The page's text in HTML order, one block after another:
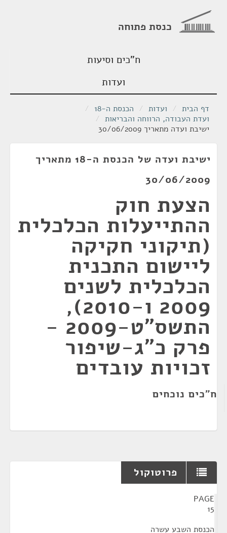
כנסת פתוחה
ח"כים וסיעות
ועדות
דף הבית / ועדות / הכנסת ה-18
/
ועדת העבודה, הרווחה והבריאות /
ישיבת ועדה מתאריך 30/06/2009
ישיבת ועדה של הכנסת ה-18 מתאריך
30/06/2009
הצעת חוק
ההתייעלות הכלכלית
(תיקוני חקיקה
ליישום התכנית
הכלכלית לשנים
2009 ו-2010),
התשס"ט-2009 -
פרק כ"ג-שיפור
זכויות עובדים
ח"כים נוכחים
פרוטוקול
PAGE
15
הכנסת השבע עשרה